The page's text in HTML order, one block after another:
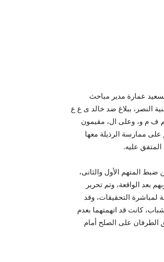
عمارة مدير مباحث
لمركز منية النصر، ببلاغ ضد خالد ى ع ع
وإبرهيم ف م و، وعلى ال، مقيمون
على ممارسة الرذيلة معها
عليه.
المتهم الأول والثانى،
بعد الواقعة، وتم تحرير
على النيابة العامة لمباشرة التحقيقات، وقد
كانت قد اتهمتهما بعدم
الطرفان على الصلح أمام